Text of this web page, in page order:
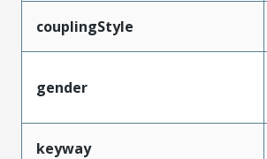
couplingStyle
gender
keyway